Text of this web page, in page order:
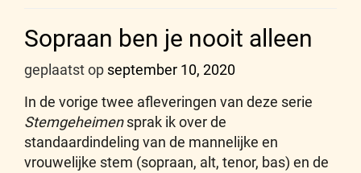
Sopraan ben je nooit alleen
geplaatst op september 10, 2020
In de vorige twee afleveringen van deze serie
Stemgeheimensprak ik over de
standaardindeling van de mannelijke en
vrouwelijke stem (sopraan, alt, tenor, bas) en de